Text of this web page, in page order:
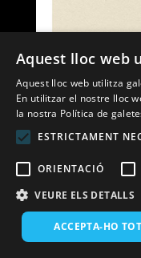
Aquest lloc web
Aquest lloc web utilitza
En utilitzar el nostre lloc
la nostra Política de
ESTRICTAMENT
ORIENTACIÓ
VEURE ELS DETALLS
ACCEPTA-HO TOT